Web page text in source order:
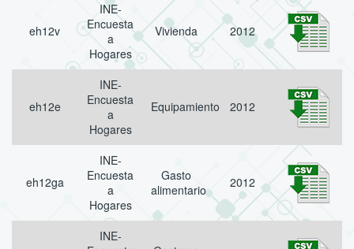
eh12v
INE-
Encuesta
a
Hogares
Vivienda 2012
eh12e
INE-
Encuesta
a
Hogares
Equipamiento 2012
eh12ga
INE-
Encuesta
a
Hogares
Gasto
alimentario
2012
INE-